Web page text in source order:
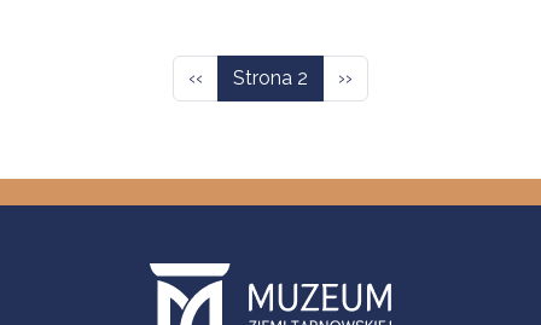
Poprzednia strona
‹‹ Strona 2 Następna strona
››